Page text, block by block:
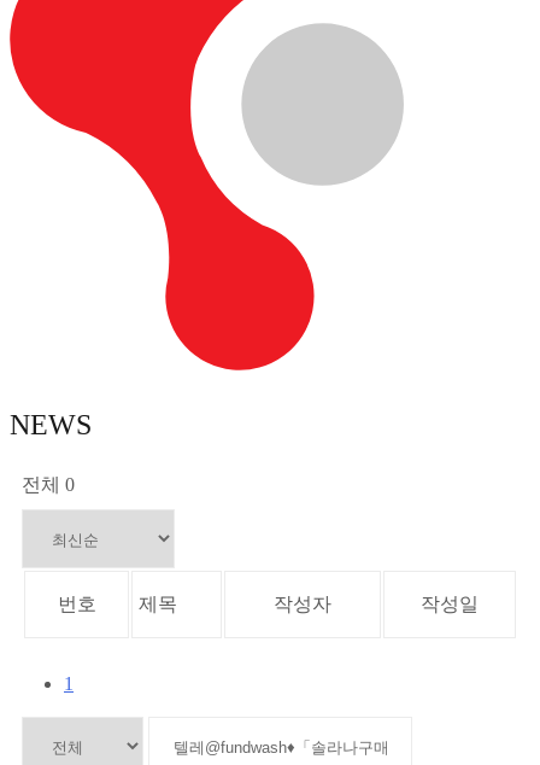
NEWS
전체 0
번호 제목 작성자 작성일
1